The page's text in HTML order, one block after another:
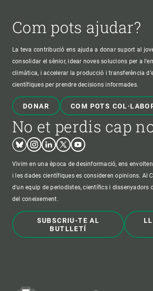
Com pots ajudar?
La teva contribució ens ajuda a donar suport al
consolidar el sènior, idear noves solucions per a
climàtica, i accelerar la producció i transferència
científiques per prendre decisions informades.
DONAR COM POTS
No et perdis cap
BlueskyInstagram
LinkedinTwitterYoutube
Vivim en una època de desinformació, ens
i les dades científiques es consideren opinions. Al
d'un equip de periodistes, científics i dissenyadors
del coneixement.
SUBSCRIU-TE AL
BUTLLETÍ